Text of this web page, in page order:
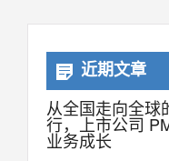
近期文章
从全国走向全球
行，上市公司
业务成长